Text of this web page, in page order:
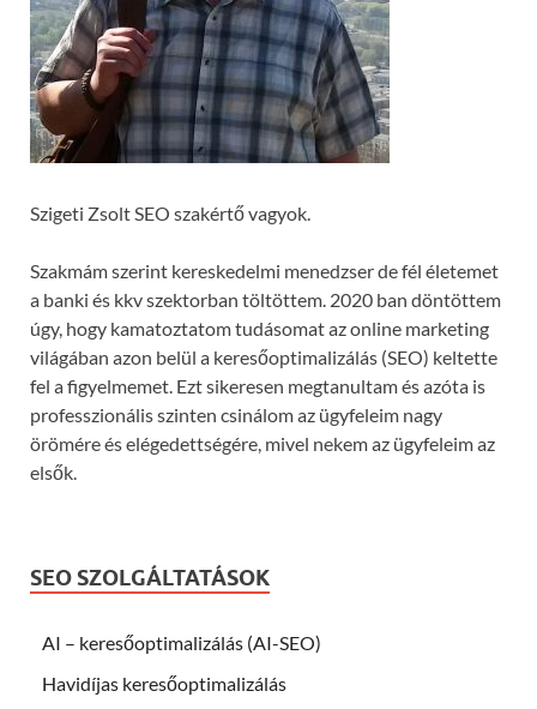
Szigeti Zsolt SEO szakértő vagyok.
Szakmám szerint kereskedelmi menedzser de fél életemet
a banki és kkv szektorban töltöttem. 2020 ban döntöttem
úgy, hogy kamatoztatom tudásomat az online marketing
világában azon belül a keresőoptimalizálás (SEO) keltette
fel a figyelmemet. Ezt sikeresen megtanultam és azóta is
professzionális szinten csinálom az ügyfeleim nagy
örömére és elégedettségére, mivel nekem az ügyfeleim az
elsők.
SEO SZOLGÁLTATÁSOK
AI – keresőoptimalizálás (AI-SEO)
Havidíjas keresőoptimalizálás